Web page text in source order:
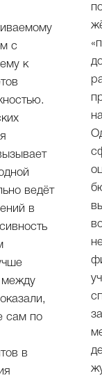
с
к
ведёт
в
между
сам по
в